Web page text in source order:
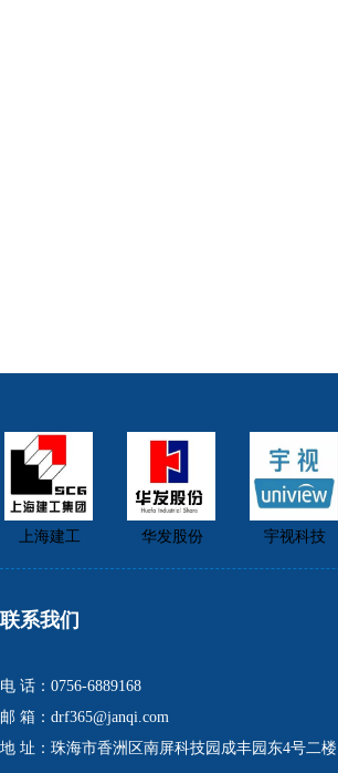
联系我们
电 话：0756-6889168
邮 箱：drf365@janqi.com
地 址：珠海市香洲区南屏科技园成丰园东4号二楼
上海建工 华发股份 宇视科技